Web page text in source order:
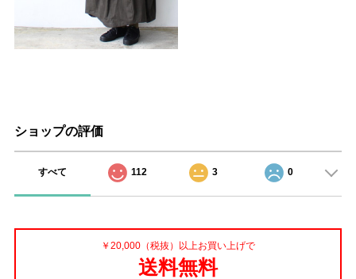
ショップの評価
すべて 112 3 0
￥20,000（税抜）以上お買い上げで
送料無料